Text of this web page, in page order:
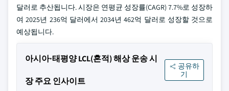
달러로 추산됩니다. 시장은 연평균 성장률(CAGR) 7.7%로 성장하
여 2025년 236억 달러에서 2034년 462억 달러로 성장할 것으로
예상됩니다.
아시아·태평양 LCL(혼적) 해상 운송 시
장 주요 인사이트
공유하
기